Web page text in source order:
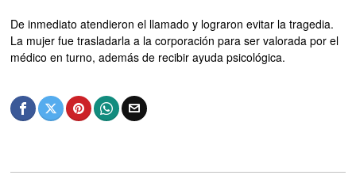
De inmediato atendieron el llamado y lograron evitar la tragedia.
La mujer fue trasladarla a la corporación para ser valorada por el
médico en turno, además de recibir ayuda psicológica.